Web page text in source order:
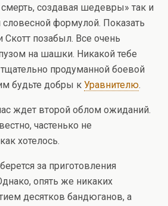
смерть, создавая шедевры» так и
словесной формулой. Показать
Скотт позабыл. Все очень
на шашки. Никакой тебе
продуманной боевой
будьте добры к Уравнителю.
ждет второй облом ожиданий.
частенько не
хотелось.
за приготовления
опять же никаких
десятков бандюганов, а